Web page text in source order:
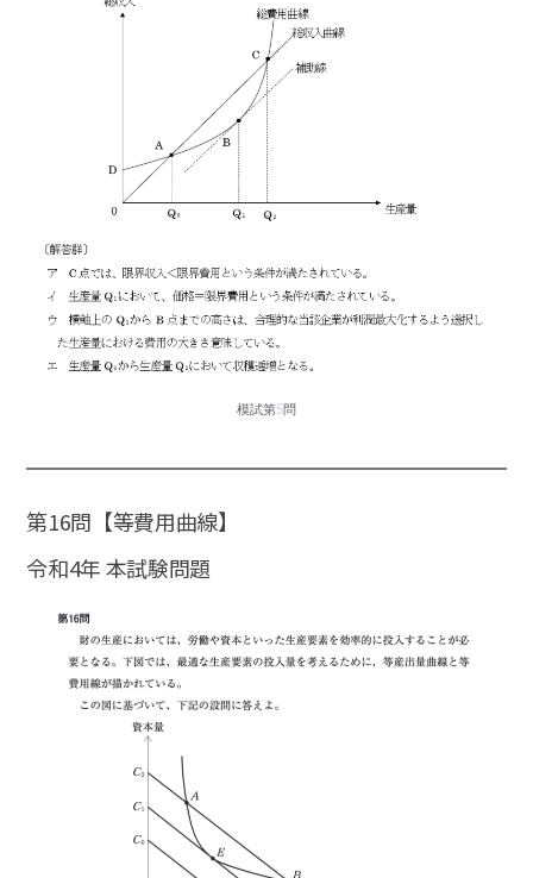
模試第5問
第16問【等費用曲線】
令和4年 本試験問題